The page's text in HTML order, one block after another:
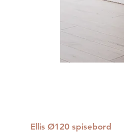
Ellis Ø120 spisebord